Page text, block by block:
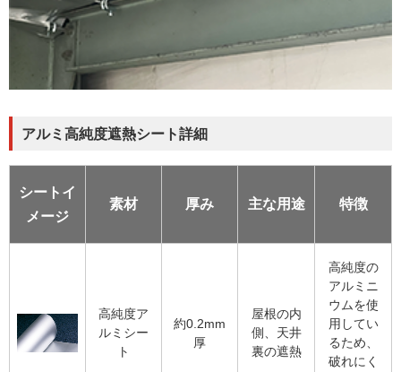
アルミ高純度遮熱シート詳細
シートイ
メージ
素材 厚み 主な用途 特徴
高純度ア
ルミシー
ト
約0.2mm
厚
屋根の内
側、天井
裏の遮熱
高純度の
アルミニ
ウムを使
用してい
るため、
破れにく